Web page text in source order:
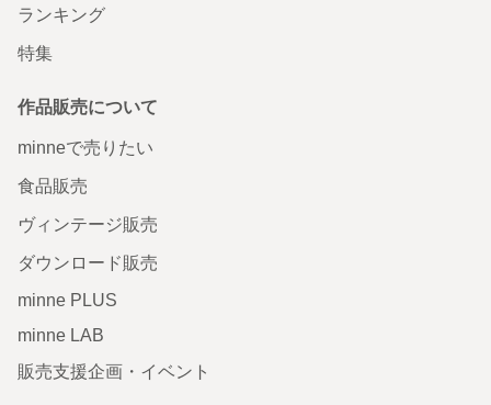
ランキング
特集
作品販売について
minneで売りたい
食品販売
ヴィンテージ販売
ダウンロード販売
minne PLUS
minne LAB
販売支援企画・イベント